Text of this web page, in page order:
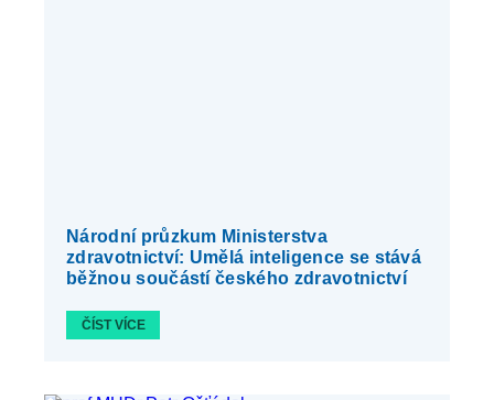
Národní průzkum Ministerstva
zdravotnictví: Umělá inteligence se stává
běžnou součástí českého zdravotnictví
ČÍST VÍCE